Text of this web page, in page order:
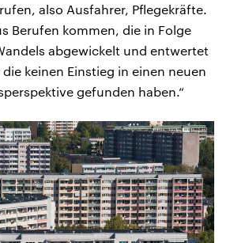
also Ausfahrer, Pflegekräfte.
Berufen kommen, die in Folge
abgewickelt und entwertet
keinen Einstieg in einen neuen
gefunden haben.“